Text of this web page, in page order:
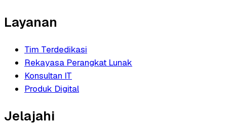
Layanan
Tim Terdedikasi
Rekayasa Perangkat Lunak
Konsultan IT
Produk Digital
Jelajahi